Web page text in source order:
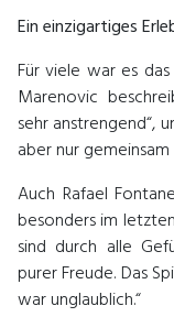
Ein einzigartiges
Für viele war es
Marenovic
sehr anstrengend“,
aber nur gemeinsam
Auch Rafael
besonders im
sind durch alle
purer Freude. Das
war unglaublich.“